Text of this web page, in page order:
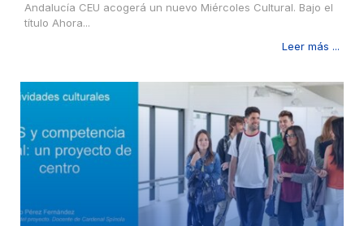
Andalucía CEU acogerá un nuevo Miércoles Cultural. Bajo el
título Ahora...
Leer más ...